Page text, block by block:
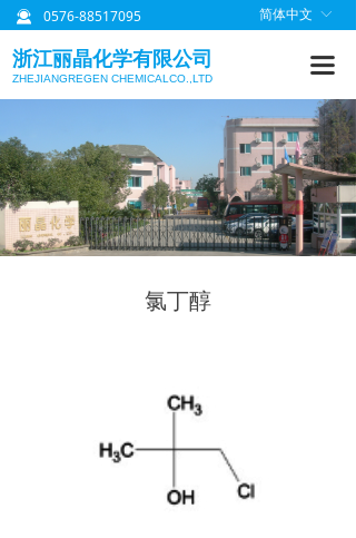
浙江丽晶化学有限公司
ZHEJIANGREGEN CHEMICALCO.,LTD
끀
首页
关于丽晶
质量管理
研发信息
ꀅ
简体中文
끤 0576-88517095
氯丁醇